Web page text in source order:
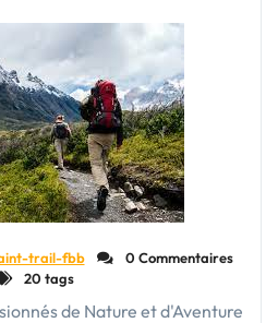
Intemporelle
du
Voyageur
Moderne"
trail-fbb
0 Commentaires
20 tags
de Nature et d'Aventure